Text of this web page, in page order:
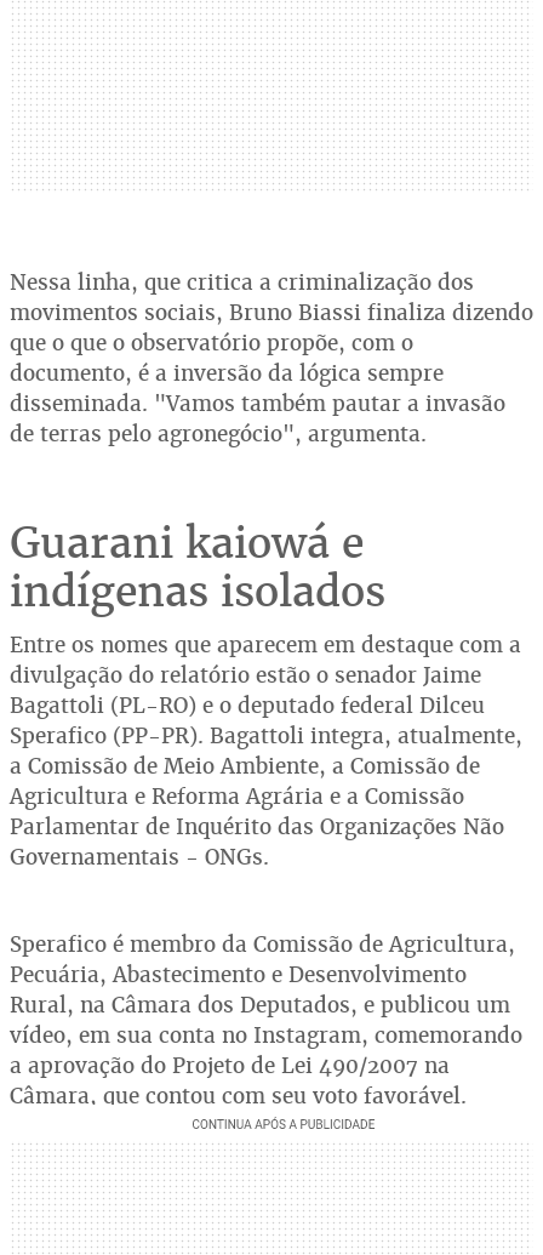
Nessa linha, que critica a criminalização dos
movimentos sociais, Bruno Biassi finaliza dizendo
que o que o observatório propõe, com o
documento, é a inversão da lógica sempre
disseminada. "Vamos também pautar a invasão
de terras pelo agronegócio", argumenta.
Guarani kaiowá e
indígenas isolados
Entre os nomes que aparecem em destaque com a
divulgação do relatório estão o senador Jaime
Bagattoli (PL-RO) e o deputado federal Dilceu
Sperafico (PP-PR). Bagattoli integra, atualmente,
a Comissão de Meio Ambiente, a Comissão de
Agricultura e Reforma Agrária e a Comissão
Parlamentar de Inquérito das Organizações Não
Governamentais - ONGs.
Sperafico é membro da Comissão de Agricultura,
Pecuária, Abastecimento e Desenvolvimento
Rural, na Câmara dos Deputados, e publicou um
vídeo, em sua conta no Instagram, comemorando
a aprovação do Projeto de Lei 490/2007 na
Câmara, que contou com seu voto favorável.